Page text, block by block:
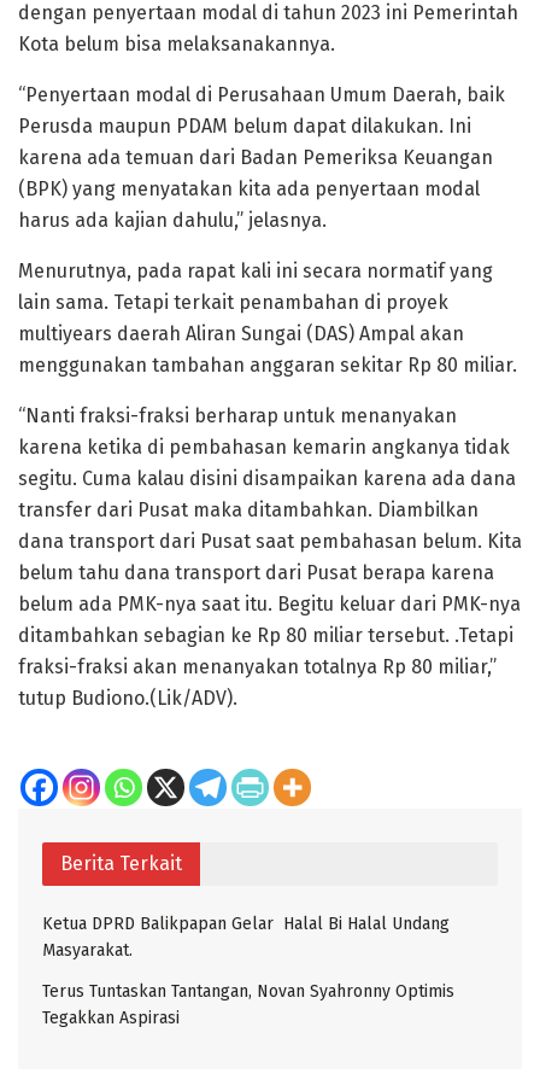
dengan penyertaan modal di tahun 2023 ini Pemerintah
Kota belum bisa melaksanakannya.
“Penyertaan modal di Perusahaan Umum Daerah, baik
Perusda maupun PDAM belum dapat dilakukan. Ini
karena ada temuan dari Badan Pemeriksa Keuangan
(BPK) yang menyatakan kita ada penyertaan modal
harus ada kajian dahulu,” jelasnya.
Menurutnya, pada rapat kali ini secara normatif yang
lain sama. Tetapi terkait penambahan di proyek
multiyears daerah Aliran Sungai (DAS) Ampal akan
menggunakan tambahan anggaran sekitar Rp 80 miliar.
“Nanti fraksi-fraksi berharap untuk menanyakan
karena ketika di pembahasan kemarin angkanya tidak
segitu. Cuma kalau disini disampaikan karena ada dana
transfer dari Pusat maka ditambahkan. Diambilkan
dana transport dari Pusat saat pembahasan belum. Kita
belum tahu dana transport dari Pusat berapa karena
belum ada PMK-nya saat itu. Begitu keluar dari PMK-nya
ditambahkan sebagian ke Rp 80 miliar tersebut. .Tetapi
fraksi-fraksi akan menanyakan totalnya Rp 80 miliar,”
tutup Budiono.(Lik/ADV).
Berita Terkait
Ketua DPRD Balikpapan Gelar Halal Bi Halal Undang
Masyarakat.
Terus Tuntaskan Tantangan, Novan Syahronny Optimis
Tegakkan Aspirasi